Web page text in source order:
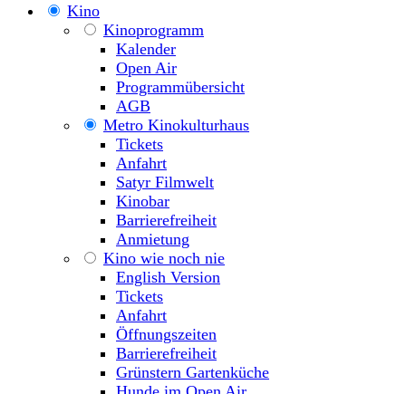
Kino
Kinoprogramm
Kalender
Open Air
Programmübersicht
AGB
Metro Kinokulturhaus
Tickets
Anfahrt
Satyr Filmwelt
Kinobar
Barrierefreiheit
Anmietung
Kino wie noch nie
English Version
Tickets
Anfahrt
Öffnungszeiten
Barrierefreiheit
Grünstern Gartenküche